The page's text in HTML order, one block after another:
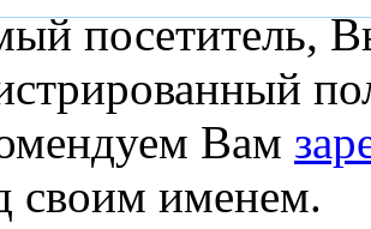
посетитель,
Вам
своим именем.